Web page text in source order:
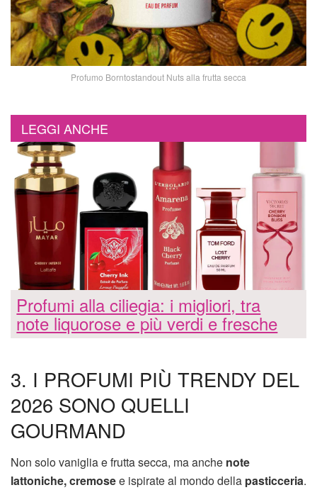
Profumo Borntostandout Nuts alla frutta secca
LEGGI ANCHE
Profumi alla ciliegia: i migliori, tra
note liquorose e più verdi e fresche
3. I PROFUMI PIÙ TRENDY DEL
2026 SONO QUELLI
GOURMAND
Non solo vaniglia e frutta secca, ma anche note
lattoniche, cremosee ispirate al mondo della pasticceria.